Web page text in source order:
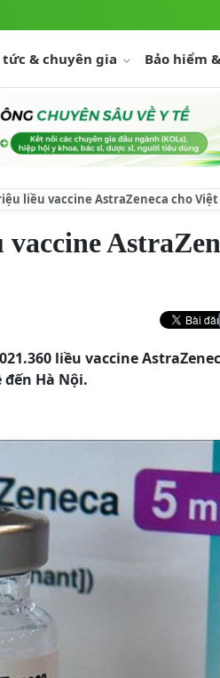
& chuyên gia Bảo hiểm
liều vaccine AstraZeneca cho
liều vaccine
Hà Nội.